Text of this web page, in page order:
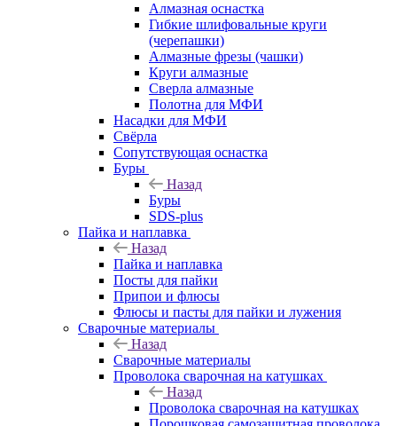
Алмазная оснастка
Гибкие шлифовальные круги
(черепашки)
Алмазные фрезы (чашки)
Круги алмазные
Сверла алмазные
Полотна для МФИ
Насадки для МФИ
Свёрла
Сопутствующая оснастка
Буры
Назад
Буры
SDS-plus
Пайка и наплавка
Назад
Пайка и наплавка
Посты для пайки
Припои и флюсы
Флюсы и пасты для пайки и лужения
Сварочные материалы
Назад
Сварочные материалы
Проволока сварочная на катушках
Назад
Проволока сварочная на катушках